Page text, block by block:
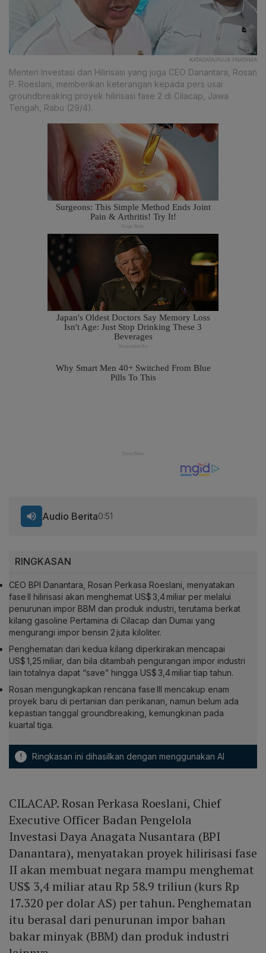
KATADATA/PUJA PRATAMA
Menteri Investasi dan Hilirisasi yang juga CEO Danantara, Rosan
P. Roeslani, memberikan keterangan kepada pers usai
groundbreaking proyek hilirisasi fase 2 di Cilacap, Jawa
Tengah, Rabu (29/4).
RINGKASAN
CEO BPI Danantara, Rosan Perkasa Roeslani, menyatakan
fase II hilirisasi akan menghemat US$ 3,4 miliar per melalui
penurunan impor BBM dan produk industri, terutama berkat
kilang gasoline Pertamina di Cilacap dan Dumai yang
mengurangi impor bensin 2 juta kiloliter.
Penghematan dari kedua kilang diperkirakan mencapai
US$ 1,25 miliar, dan bila ditambah pengurangan impor industri
lain totalnya dapat “save” hingga US$ 3,4 miliar tiap tahun.
Rosan mengungkapkan rencana fase III mencakup enam
proyek baru di pertanian dan perikanan, namun belum ada
kepastian tanggal groundbreaking, kemungkinan pada
kuartal tiga.
! Ringkasan ini dihasilkan dengan menggunakan AI
Audio Berita0:51
CILACAP. Rosan Perkasa Roeslani, Chief
Executive Officer Badan Pengelola
Investasi Daya Anagata Nusantara (BPI
Danantara), menyatakan proyek hilirisasi fase
II akan membuat negara mampu menghemat
US$ 3,4 miliar atau Rp 58.9 triliun (kurs Rp
17.320 per dolar AS) per tahun. Penghematan
itu berasal dari penurunan impor bahan
bakar minyak (BBM) dan produk industri